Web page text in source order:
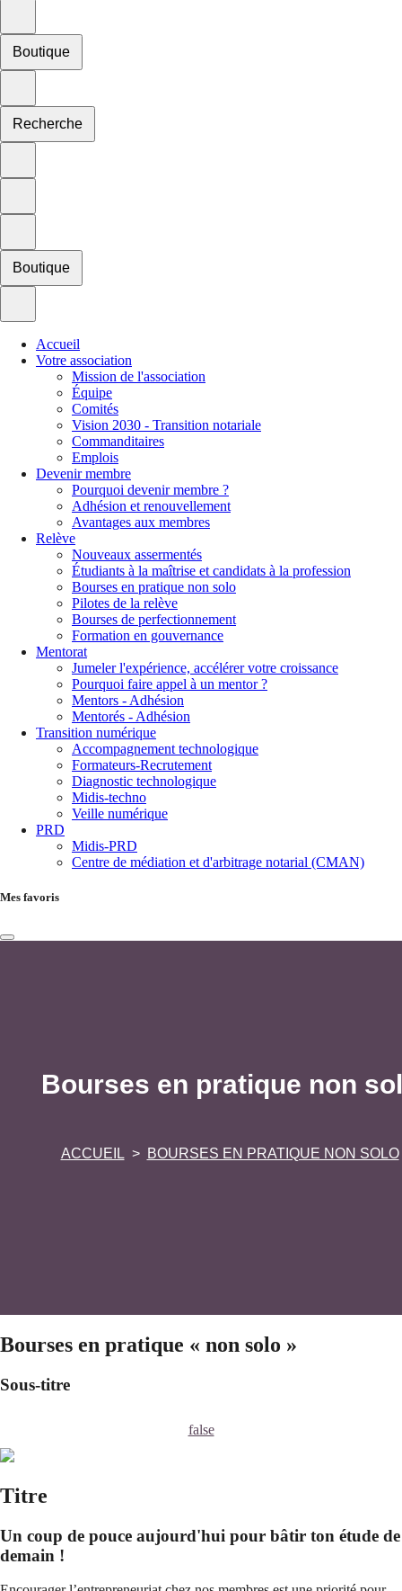
Boutique
Recherche
Boutique
Accueil
Votre association
Mission de l'association
Équipe
Comités
Vision 2030 - Transition notariale
Commanditaires
Emplois
Devenir membre
Pourquoi devenir membre ?
Adhésion et renouvellement
Avantages aux membres
Relève
Nouveaux assermentés
Étudiants à la maîtrise et candidats à la profession
Bourses en pratique non solo
Pilotes de la relève
Bourses de perfectionnement
Formation en gouvernance
Mentorat
Jumeler l'expérience, accélérer votre croissance
Pourquoi faire appel à un mentor ?
Mentors - Adhésion
Mentorés - Adhésion
Transition numérique
Accompagnement technologique
Formateurs-Recrutement
Diagnostic technologique
Midis-techno
Veille numérique
PRD
Midis-PRD
Centre de médiation et d'arbitrage notarial (CMAN)
Mes favoris
Bourses en pratique non
ACCUEIL BOURSES EN PRATIQUE NON SOLO
Bourses en pratique « non solo »
Sous-titre
false
Titre
Un coup de pouce aujourd'hui pour bâtir ton étude de
demain !